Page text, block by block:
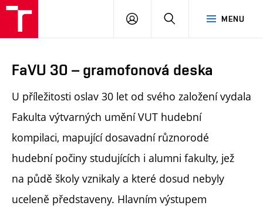
MENU
PŘIHLÁSIT
FaVU 30 – gramofonová deska
U příležitosti oslav 30 let od svého založení vydala
Fakulta výtvarných umění VUT hudební
kompilaci, mapující dosavadní různorodé
hudební počiny studujících i alumni fakulty, jež
na půdě školy vznikaly a které dosud nebyly
uceleně představeny. Hlavním výstupem